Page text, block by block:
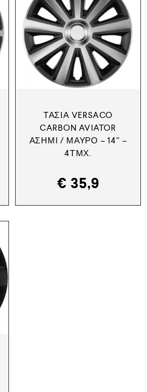
ΤΆΣΙΑ VERSACO
CARBON AVIATOR
ΑΣΗΜΊ / ΜΑΎΡΟ – 14” –
4ΤΜΧ.
€ 35,9